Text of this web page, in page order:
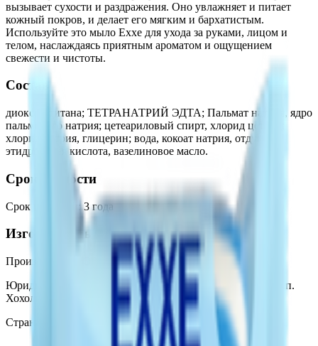
вызывает сухости и раздражения. Оно увлажняет и питает
кожный покров, и делает его мягким и бархатистым.
Используйте это мыло Exxe для ухода за руками, лицом и
телом, наслаждаясь приятным ароматом и ощущением
свежести и чистоты.
Состав
диоксид титана; ТЕТРАНАТРИЙ ЭДТА; Пальмат натрия, ядро
пальмового натрия; цетеариловый спирт, хлорид цетрид;
хлорид натрия, глицерин; вода, кокоат натрия, отдушка;
этидроновая кислота, вазелиновое масло.
Срок годности
Срок годности :3 года
Изготовитель
Производитель:
ООО «ЭФКО Косметик»
Юридический адрес:
396840, Россия, воронежская обл., р.п.
Хохольский, ул. Дорожная, д.4А, СТР.2
Страна производства:
Россия